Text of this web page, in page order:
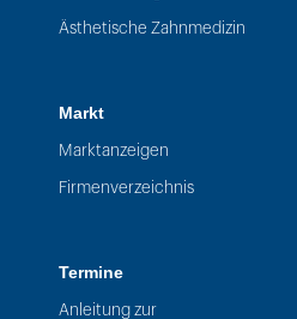
Ästhetische Zahnmedizin
Markt
Marktanzeigen
Firmenverzeichnis
Termine
Anleitung zur